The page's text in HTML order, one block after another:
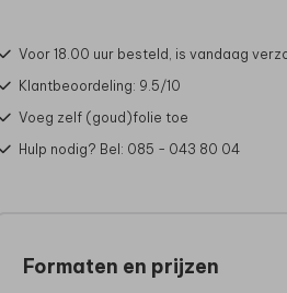
Voor 18.00 uur besteld, is vandaag
Klantbeoordeling: 9.5/10
Voeg zelf (goud)folie toe
Hulp nodig? Bel: 085 - 043 80 04
Formaten en prijzen